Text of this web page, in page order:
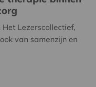
Lezerscollectief,
van samenzijn en